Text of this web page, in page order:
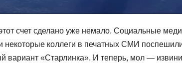
счет сделано уже немало. Социальные
некоторые коллеги в печатных СМИ поспешили
вариант «Старлинка». И теперь, мол —